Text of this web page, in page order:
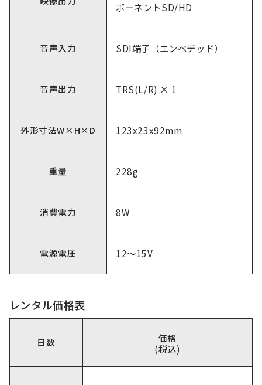
ポーネントSD/HD
音声入力 SDI端子（エンベデッド）
音声出力 TRS(L/R) × 1
外形寸法W×H×D 123x23x92mm
重量 228g
消費電力 8W
電源電圧 12～15V
レンタル価格表
日数 価格
(税込)